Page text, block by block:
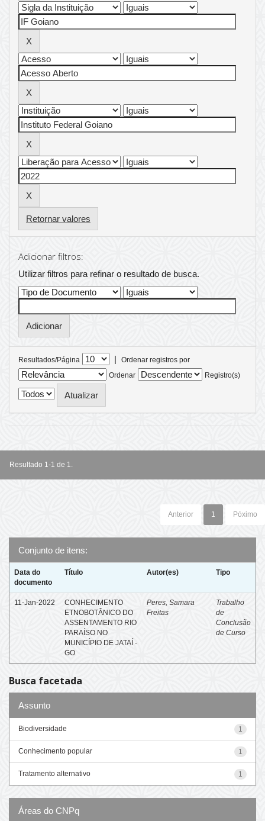
Retornar valores
Adicionar filtros:
Utilizar filtros para refinar o resultado de busca.
Resultados/Página |
Ordenar registros por
Ordenar
Registro(s)
Resultado 1-1 de 1.
Anterior 1 Póximo
Conjunto de itens:
Data do
documento
Título Autor(es) Tipo
11-Jan-2022
CONHECIMENTO
ETNOBOTÂNICO DO
ASSENTAMENTO RIO
PARAÍSO NO
MUNICÍPIO DE JATAÍ -
GO
Peres, Samara
Freitas
Trabalho
de
Conclusão
de Curso
Busca facetada
Assunto
1
Biodiversidade
1
Conhecimento popular
1
Tratamento alternativo
Áreas do CNPq